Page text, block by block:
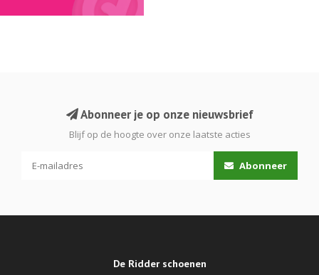
Abonneer je op onze nieuwsbrief
Blijf op de hoogte over onze laatste acties
Abonneer
De Ridder schoenen